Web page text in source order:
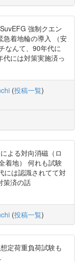
強制クエン
急着地輪の導入 （安
なんて、90年代に
には対策実施済っ
(投稿一覧)
よる対向消磁（ロ
着地） 何れも試験
には認識されてて対
策済の話
(投稿一覧)
定荷重負荷試験も